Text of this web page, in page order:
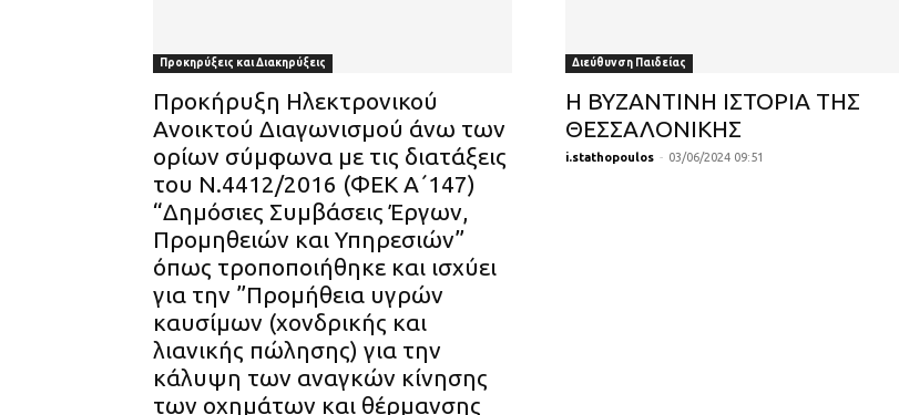
Προκηρύξεις και Διακηρύξεις
Προκήρυξη Ηλεκτρονικού
Ανοικτού Διαγωνισμού άνω των
ορίων σύμφωνα με τις διατάξεις
του Ν.4412/2016 (ΦΕΚ Α΄147)
“Δημόσιες Συμβάσεις Έργων,
Προμηθειών και Υπηρεσιών”
όπως τροποποιήθηκε και ισχύει
για την ”Προμήθεια υγρών
καυσίμων (χονδρικής και
λιανικής πώλησης) για την
κάλυψη των αναγκών κίνησης
των οχημάτων και θέρμανσης
Διεύθυνση Παιδείας
Η ΒΥΖΑΝΤΙΝΗ ΙΣΤΟΡΙΑ ΤΗΣ
ΘΕΣΣΑΛΟΝΙΚΗΣ
i.stathopoulos - 03/06/2024 09:51